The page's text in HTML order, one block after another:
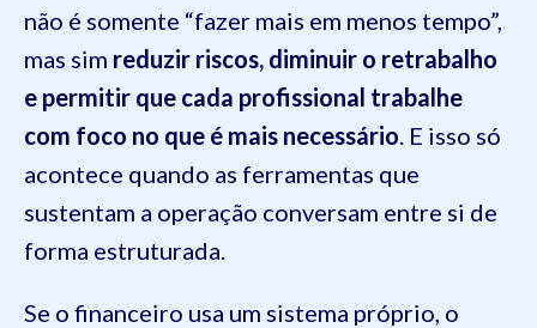
não é somente “fazer mais em menos tempo”,
mas sim reduzir riscos, diminuir o retrabalho
e permitir que cada profissional trabalhe
com foco no que é mais necessário . E isso só
acontece quando as ferramentas que
sustentam a operação conversam entre si de
forma estruturada.
Se o financeiro usa um sistema próprio, o